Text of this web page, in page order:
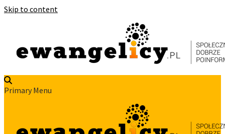
Skip to content
Primary Menu